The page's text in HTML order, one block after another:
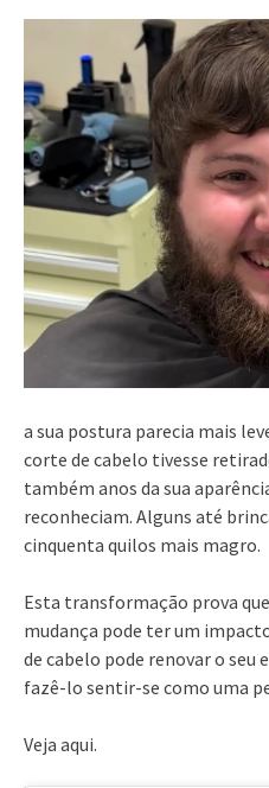
a sua postura parecia mais
corte de cabelo tivesse
também anos da sua
reconheciam. Alguns até
cinquenta quilos mais magro.
Esta transformação prova
mudança pode ter um
de cabelo pode renovar o
fazê-lo sentir-se como uma
Veja aqui.